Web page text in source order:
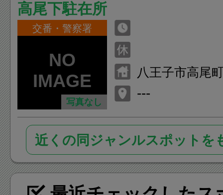
高尾下駐在所
交番・警察署
写真なし
八王子市高尾
---
近くの同ジャンルスポットを